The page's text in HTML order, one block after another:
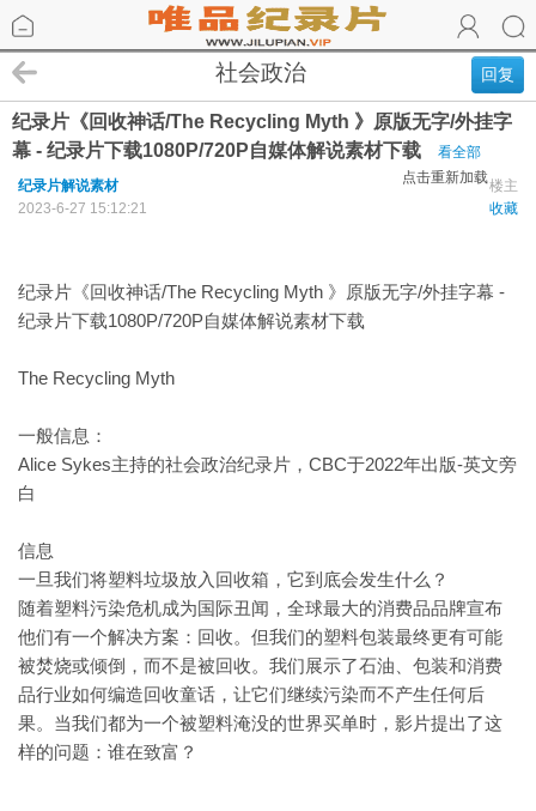
回复
社会政治
纪录片《回收神话/The Recycling Myth 》原版无字/外挂字
幕 - 纪录片下载1080P/720P自媒体解说素材下载
看全部
点击重新加载楼主
纪录片解说素材
收藏
2023-6-27 15:12:21
纪录片《回收神话/The Recycling Myth 》原版无字/外挂字幕 -
纪录片下载1080P/720P自媒体解说素材下载
The Recycling Myth
一般信息：
Alice Sykes主持的社会政治纪录片，CBC于2022年出版-英文旁
白
信息
一旦我们将塑料垃圾放入回收箱，它到底会发生什么？
随着塑料污染危机成为国际丑闻，全球最大的消费品品牌宣布
他们有一个解决方案：回收。但我们的塑料包装最终更有可能
被焚烧或倾倒，而不是被回收。我们展示了石油、包装和消费
品行业如何编造回收童话，让它们继续污染而不产生任何后
果。当我们都为一个被塑料淹没的世界买单时，影片提出了这
样的问题：谁在致富？